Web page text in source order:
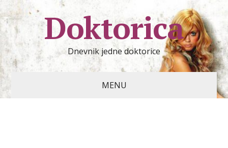
Doktorica
Dnevnik jedne doktorice
MENU